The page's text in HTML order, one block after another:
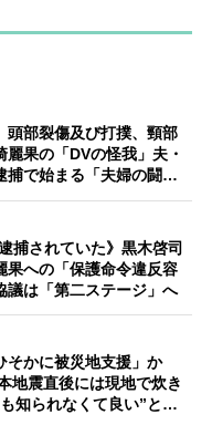
頭部裂傷及び打撲、頸部
果の「DVの怪我」夫・
捕で始まる「夫婦の闘
捕されていた》黒木啓司
果への「保護命令違反容
議は「第二ステージ」へ
そかに被災地支援」か
地震直後には現地で炊き
知られなくて良い”と、